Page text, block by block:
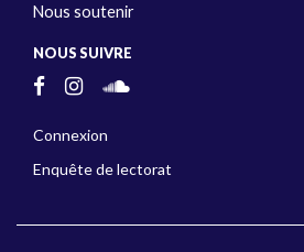
Nous soutenir
NOUS SUIVRE
Connexion
Enquête de lectorat